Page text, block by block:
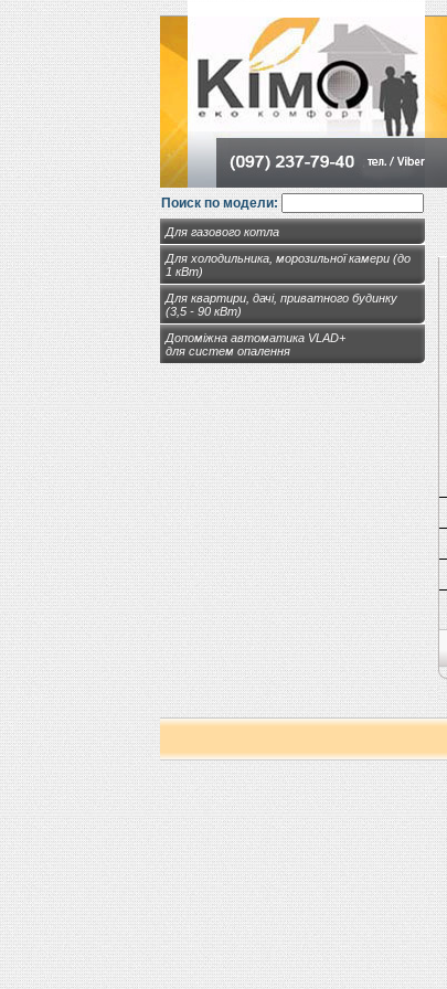
Поиск по модели:
Для газового котла
Для холодильника, морозильної камери (до
1 кВт)
Для квартири, дачі, приватного будинку
(3,5 - 90 кВт)
Допоміжна автоматика VLAD+
для систем опалення